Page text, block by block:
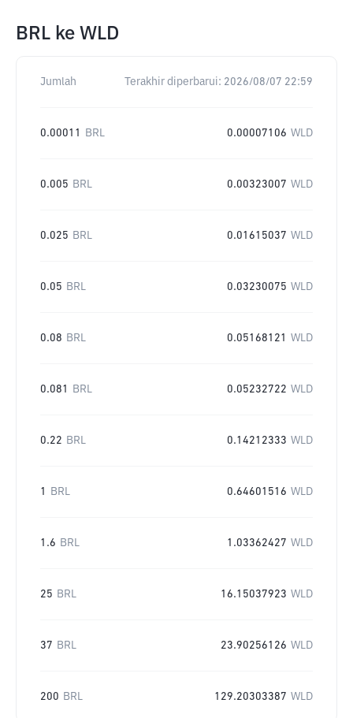
BRL ke WLD
Jumlah Terakhir diperbarui: 2026/08/07 22:59
0.00011 BRL 0.00007106 WLD
0.005 BRL 0.00323007 WLD
0.025 BRL 0.01615037 WLD
0.05 BRL 0.03230075 WLD
0.08 BRL 0.05168121 WLD
0.081 BRL 0.05232722 WLD
0.22 BRL 0.14212333 WLD
1 BRL 0.64601516 WLD
1.6 BRL 1.03362427 WLD
25 BRL 16.15037923 WLD
37 BRL 23.90256126 WLD
200 BRL 129.20303387 WLD